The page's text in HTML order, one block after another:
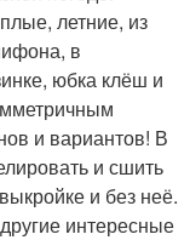
летние, из
в
юбка клёш и
и вариантов! В
и сшить
и без неё.
интересные